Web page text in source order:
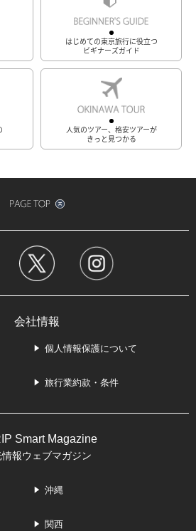
はじめての東京旅行に役立つ
ビギナーズガイド
人気のツアー、格安ツアーが
きっと見つかる
会社情報
個人情報保護について
旅行業約款・条件
Smart Magazine
報ウェブマガジン
沖縄
関西